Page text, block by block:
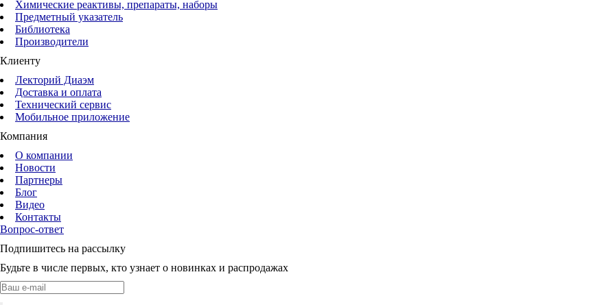
Химические реактивы, препараты, наборы
Предметный указатель
Библиотека
Производители
Клиенту
Лекторий Диаэм
Доставка и оплата
Технический сервис
Мобильное приложение
Компания
О компании
Новости
Партнеры
Блог
Видео
Контакты
Вопрос-ответ
Подпишитесь на рассылку
Будьте в числе первых, кто узнает о новинках и распродажах